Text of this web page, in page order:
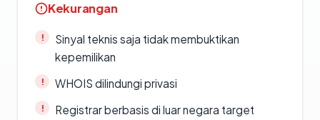
Kekurangan
Sinyal teknis saja tidak membuktikan
kepemilikan
WHOIS dilindungi privasi
Registrar berbasis di luar negara target